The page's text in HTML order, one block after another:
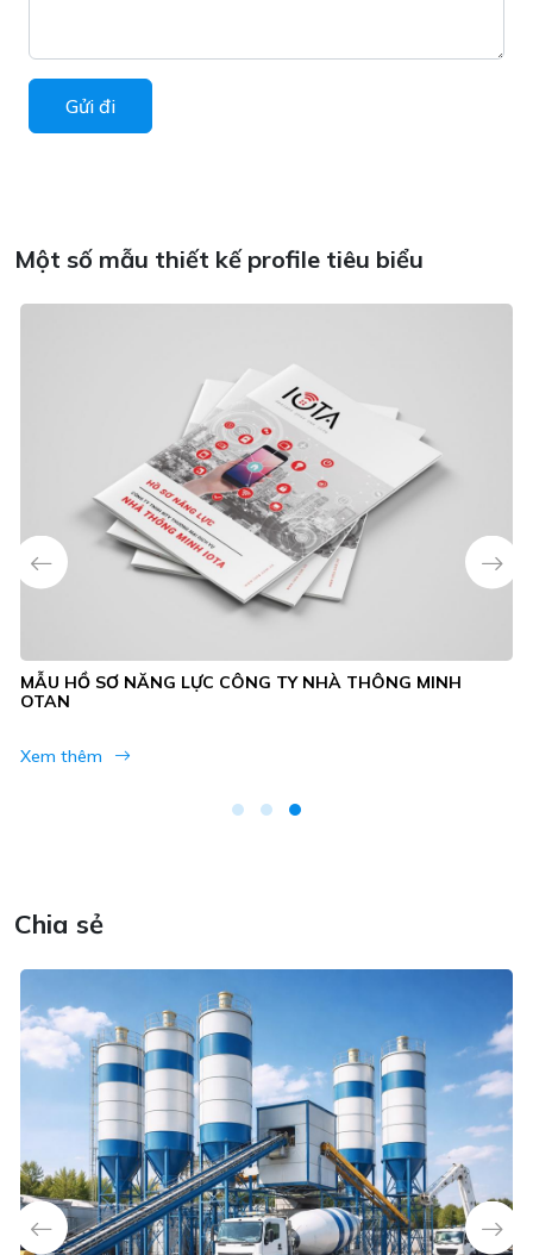
MẪU HỒ SƠ NĂNG LỰC CÔNG TY NHÀ THÔNG MINH
OTAN
Xem thêm
Chia sẻ